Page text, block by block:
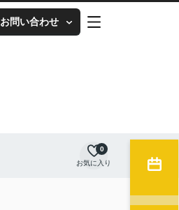
お問い合わせ
お気に入り
0